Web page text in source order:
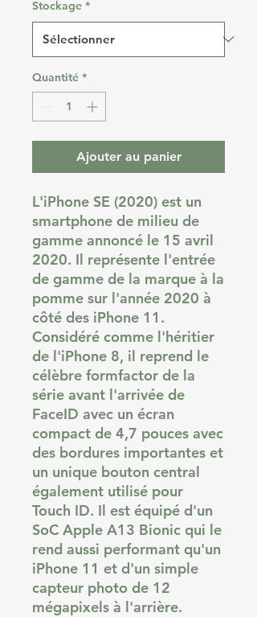
Stockage *
Quantité *
Ajouter au panier
L'iPhone SE (2020) est un
smartphone de milieu de
gamme annoncé le 15 avril
2020. Il représente l'entrée
de gamme de la marque à la
pomme sur l'année 2020 à
côté des iPhone 11.
Considéré comme l'héritier
de l'iPhone 8, il reprend le
célèbre formfactor de la
série avant l'arrivée de
FaceID avec un écran
compact de 4,7 pouces avec
des bordures importantes et
un unique bouton central
également utilisé pour
Touch ID. Il est équipé d'un
SoC Apple A13 Bionic qui le
rend aussi performant qu'un
iPhone 11 et d'un simple
capteur photo de 12
mégapixels à l'arrière.